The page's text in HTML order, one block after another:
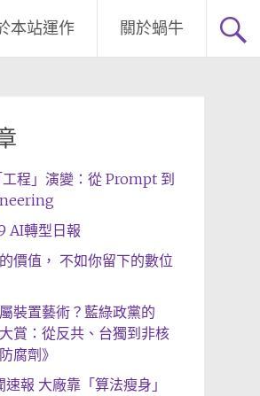
本站運作 關於蝸牛
程」演變：從 Prompt 到
AI轉型日報
價值， 不如你留下的數位
裝置藝術？藍綠政黨的
大賞：從反共、台獨到非核
腐劑》
報 大廠靠「算法瘦身」